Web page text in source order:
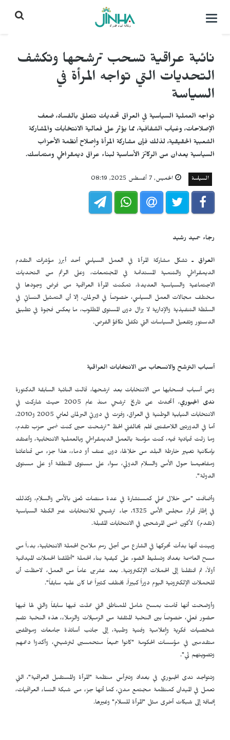
التحكم
نائبة عراقية تسحب ترشحها وتكشف
التحديات التي تواجه المرأة في
السياسة
تواجه العملية السياسية في العراق تحديات تتعلق بالفساد، ضعف
الإصلاحات، وغياب الشفافية، مما يؤثر على فعالية الانتخابات والمشاركة
الشعبية الحقيقية، لذلك فإن مشاركة المرأة وإصلاح أنظمة الأحزاب
السياسية يعدان من الركائز الأساسية لبناء عراق ديمقراطي ومتماسك.
السياسة الخميس, 7 أغسطس 2025, 08:19
رجاء حميد رشيد
العراق ـ تشكل مشاركة المرأة في العمل السياسي أحد أبرز مؤشرات التقدم
الديمقراطي والتنمية المستدامة في المجتمعات، وعلى الرغم من التحديات
الاجتماعية والسياسية العديدة، تمكنت المرأة العراقية من فرض وجودها في
مختلف مجالات العمل السياسي، خصوصاً في البرلمان، إلا أن التمثيل النسائي في
السلطة التنفيذية والإدارية لا يزال دون المستوى المطلوب، ما يعكس فجوة في تطبيق
الدستور وتفعيل السياسات التي تكفل تكافؤ الفرص.
أسباب الترشح والانسحاب من الانتخابات العراقية
وعن أسباب انسحابها من الانتخابات بعد ترشحها، قالت النائبة السابقة الدكتورة
ندى الجبوري
، أتحدث عن تاريخ ترشحي منذ عام 2005 حيث شاركت في
الانتخابات النيابية الوطنية في العراق، وفزت في دورتَي البرلمان لعامي 2005 و2010،
أما في الدورتين اللاحقتين فلم يحالفني الحظ "ترشحت حين كنت ضمن حزب تقدم،
وما زلت قيادية فيه، كنت مؤمنة بالعمل الديمقراطي وبالعملية الانتخابية، وأعتقد
بإمكانية تغيير خارطة البلد من خلالها، دون عنف أو دماء، هذا جزء من قناعاتنا
ومفاهيمنا حول الأمن والسلام الدولي، سواء على مستوى المنطقة أو على مستوى
الدولة".
وأضافت "من خلال عملي كمستشارة في عدة منصات تُعنى بالأمن والسلام، وكذلك
في إطار قرار مجلس الأمن 1325، جاء ترشيحي للانتخابات عبر الكتلة السياسية
(تقدم) لأكون ضمن المرشحين في الانتخابات المقبلة.
وبينت أنها بدأت تحركها في الشارع من أجل رسم ملامح الحملة الانتخابية، بدءاً من
مسح العاصمة بغداد وتسليط الضوء على كيفية بناء الحملة "أطلقنا الحملات الميدانية
أولاً، ثم انتقلنا إلى الحملات الإلكترونية. بعد عشرين عاماً من العمل، لاحظت أن
للحملات الإلكترونية اليوم دوراً كبيراً، يختلف كثيراً عما كان عليه سابقاً".
وأوضحت أنها قامت بمسح شامل للمناطق التي عملت فيها سابقاً والتي لها فيها
حضور فعلي، خصوصاً بين النخبة المثقفة من الزميلات والزملاء، هذه النخبة تضم
شخصيات فكرية وإعلامية وفنية وطبية، إلى جانب أساتذة جامعات وموظفين
متقدمين في مؤسسات الحكومة "كانوا جميعاً متحمسين لترشيحي، وأكدوا دعمهم
وتصويتهم لي".
وتتواجد ندى الجبوري في بغداد وتترأس منظمة "المرأة والمستقبل العراقية"، التي
تعمل في الميدان كمنظمة مجتمع مدني، كما أنها جزء من شبكة النساء العراقيات،
إضافة إلى شبكات أخرى مثل "المرأة للسلام" وغيرها.